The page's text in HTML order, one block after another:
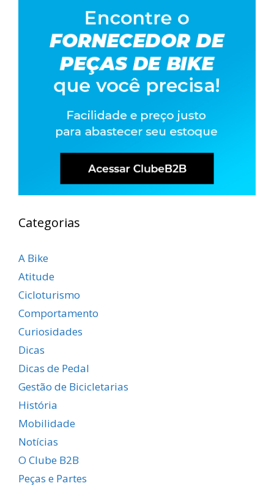
Categorias
A Bike
Atitude
Cicloturismo
Comportamento
Curiosidades
Dicas
Dicas de Pedal
Gestão de Bicicletarias
História
Mobilidade
Notícias
O Clube B2B
Peças e Partes